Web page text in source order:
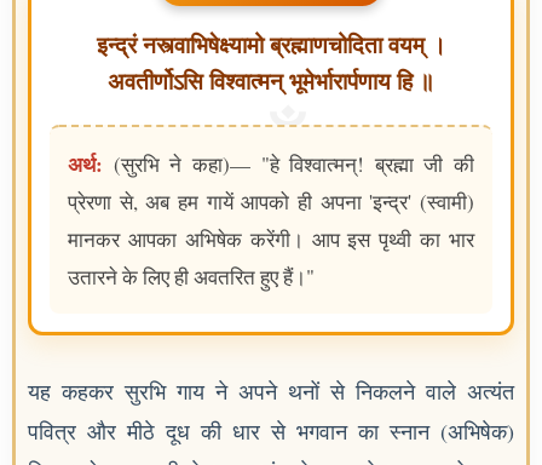
इन्द्रं नस्त्वाभिषेक्ष्यामो ब्रह्माणचोदिता वयम् ।
अवतीर्णोऽसि विश्वात्मन् भूमेर्भारार्पणाय हि ॥
अर्थ: (सुरभि ने कहा)— "हे विश्वात्मन्! ब्रह्मा जी की
प्रेरणा से, अब हम गायें आपको ही अपना 'इन्द्र' (स्वामी)
मानकर आपका अभिषेक करेंगी। आप इस पृथ्वी का भार
उतारने के लिए ही अवतरित हुए हैं।"
यह कहकर सुरभि गाय ने अपने थनों से निकलने वाले अत्यंत
पवित्र और मीठे दूध की धार से भगवान का स्नान (अभिषेक)